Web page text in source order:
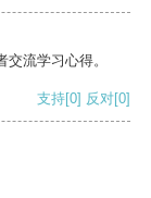
流学习心得。
支持[0] 反对[0]